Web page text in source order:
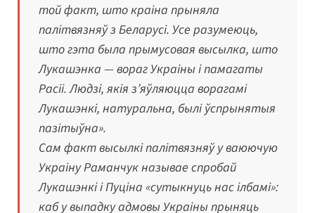
той факт, што краіна прыняла
палітвязняў з Беларусі. Усе разумеюць,
што гэта была прымусовая высылка, што
Лукашэнка — вораг Украіны і памагаты
Расіі. Людзі, якія з’яўляюцца ворагамі
Лукашэнкі, натуральна, былі ўспрынятыя
пазітыўна».
Сам факт высылкі палітвязняў у ваюючую
Украіну Раманчук называе спробай
Лукашэнкі і Пуціна «сутыкнуць нас ілбамі»:
каб у выпадку адмовы Украіны прыняць